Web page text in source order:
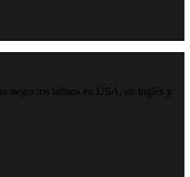
negocios latinos en USA, en inglés y